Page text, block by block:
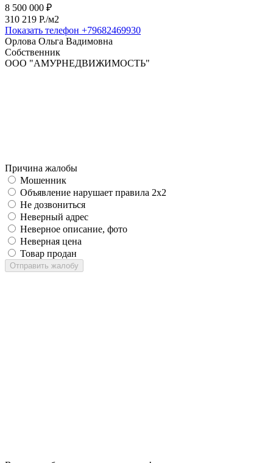
8 500 000 ₽
310 219 P./м2
Показать телефон +79682469930
Орлова Ольга Вадимовна
Собственник
ООО "АМУРНЕДВИЖИМОСТЬ"
Причина жалобы
Мошенник
Объявление нарушает правила 2x2
Не дозвониться
Неверный адрес
Неверное описание, фото
Неверная цена
Товар продан
Отправить жалобу